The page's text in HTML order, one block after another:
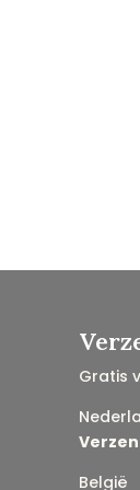
Gratis
België